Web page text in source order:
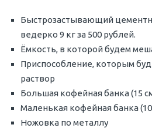
Быстрозастывающий
ведерко 9 кг за 500 рублей.
Ёмкость, в которой будем
Приспособление, которым
раствор
Большая кофейная банка (15
Маленькая кофейная банка
Ножовка по металлу